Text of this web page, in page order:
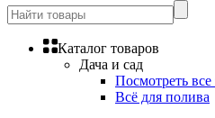
Каталог товаров
Дача и сад
Посмотреть
Всё для полива